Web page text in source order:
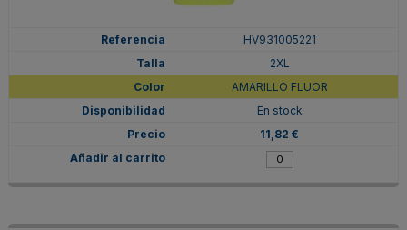
HV931005221
2XL
AMARILLO FLUOR
En stock
11,82 €